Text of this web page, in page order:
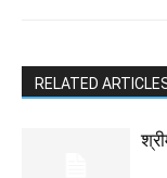
RELATED